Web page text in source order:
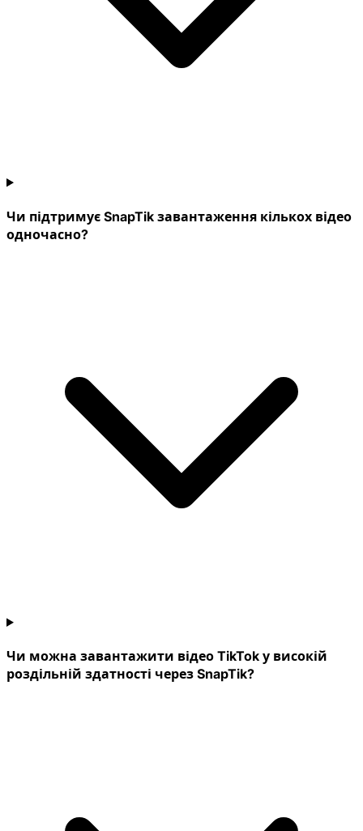
Чи підтримує SnapTik завантаження кількох відео
одночасно?
Чи можна завантажити відео TikTok у високій
роздільній здатності через SnapTik?